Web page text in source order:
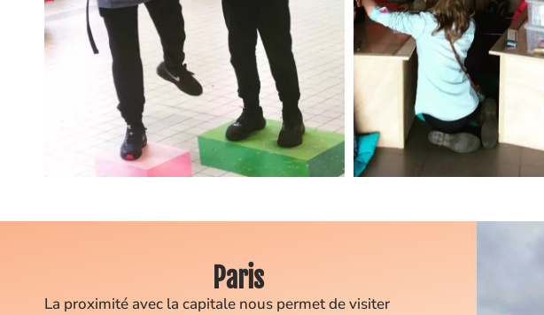
Paris
La proximité avec la capitale nous permet de visiter